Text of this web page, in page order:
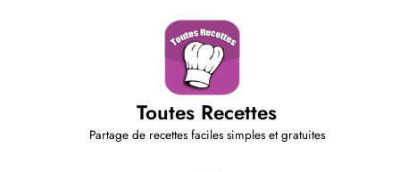
Toutes Recettes
Partage de recettes faciles simples et gratuites